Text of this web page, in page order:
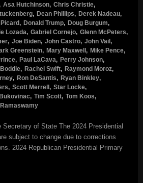
Asa Hutchinson, Chris Christie,
, Dean Phillips, Derek Nadeau,
, Donald Trump, Doug Burgum,
Lozada, Gabriel Cornejo, Glenn McPeters,
, Joe Biden, John Castro, John Vail ,
Greenstein, Mary Maxwell , Mike Pence,
, Paul LaCava, Perry Johnson,
, Rachel Swift, Raymond Moroz,
, Ron DeSantis, Ryan Binkley,
, Scott Merrell , Star Locke,
, Tim Scott, Tom Koos,
Secretary of State The 2024 Presidential
subject to change due to corrections
2024 Republican Presidential Primary